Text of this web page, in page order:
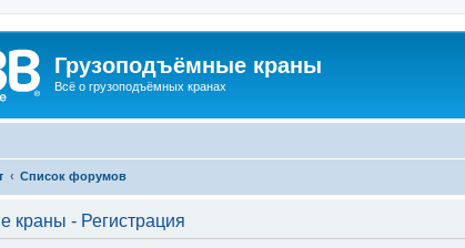
Грузоподъёмные краны
Всё о грузоподъёмных кранах
Список форумов
краны - Регистрация